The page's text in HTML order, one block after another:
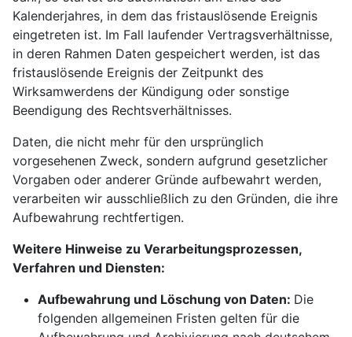
Kalenderjahres, in dem das fristauslösende Ereignis
eingetreten ist. Im Fall laufender Vertragsverhältnisse,
in deren Rahmen Daten gespeichert werden, ist das
fristauslösende Ereignis der Zeitpunkt des
Wirksamwerdens der Kündigung oder sonstige
Beendigung des Rechtsverhältnisses.
Daten, die nicht mehr für den ursprünglich
vorgesehenen Zweck, sondern aufgrund gesetzlicher
Vorgaben oder anderer Gründe aufbewahrt werden,
verarbeiten wir ausschließlich zu den Gründen, die ihre
Aufbewahrung rechtfertigen.
Weitere Hinweise zu Verarbeitungsprozessen,
Verfahren und Diensten:
Aufbewahrung und Löschung von Daten: Die
folgenden allgemeinen Fristen gelten für die